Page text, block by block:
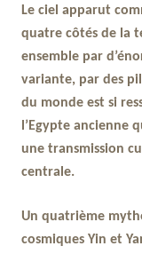
Le ciel apparut
quatre côtés de la
ensemble par
variante, par des
du monde est si
l’Egypte ancienne
une transmission
centrale.
Un quatrième
cosmiques Yin et